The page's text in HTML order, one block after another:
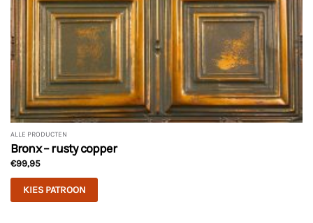
ALLE PRODUCTEN
Bronx – rusty copper
€99,95
KIES PATROON